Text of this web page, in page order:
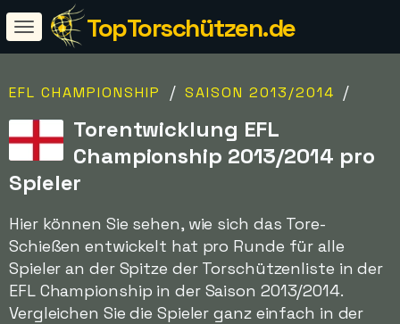
TopTorschützen.de
EFL CHAMPIONSHIP / SAISON 2013/2014 /
Torentwicklung EFL
Championship 2013/2014 pro
Spieler
Hier können Sie sehen, wie sich das Tore-
Schießen entwickelt hat pro Runde für alle
Spieler an der Spitze der Torschützenliste in der
EFL Championship in der Saison 2013/2014.
Vergleichen Sie die Spieler ganz einfach in der